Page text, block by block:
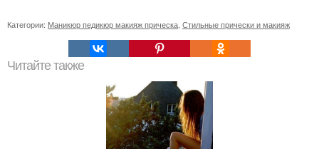
Категории: Маникюр педикюр макияж прическа, Стильные прически и макияж
Читайте также